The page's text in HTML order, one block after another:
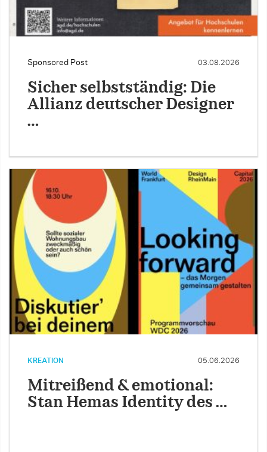
Sponsored Post 03.08.2026
Sicher selbstständig: Die
Allianz deutscher Designer
…
KREATION 05.06.2026
Mitreißend & emotional:
Stan Hemas Identity des …